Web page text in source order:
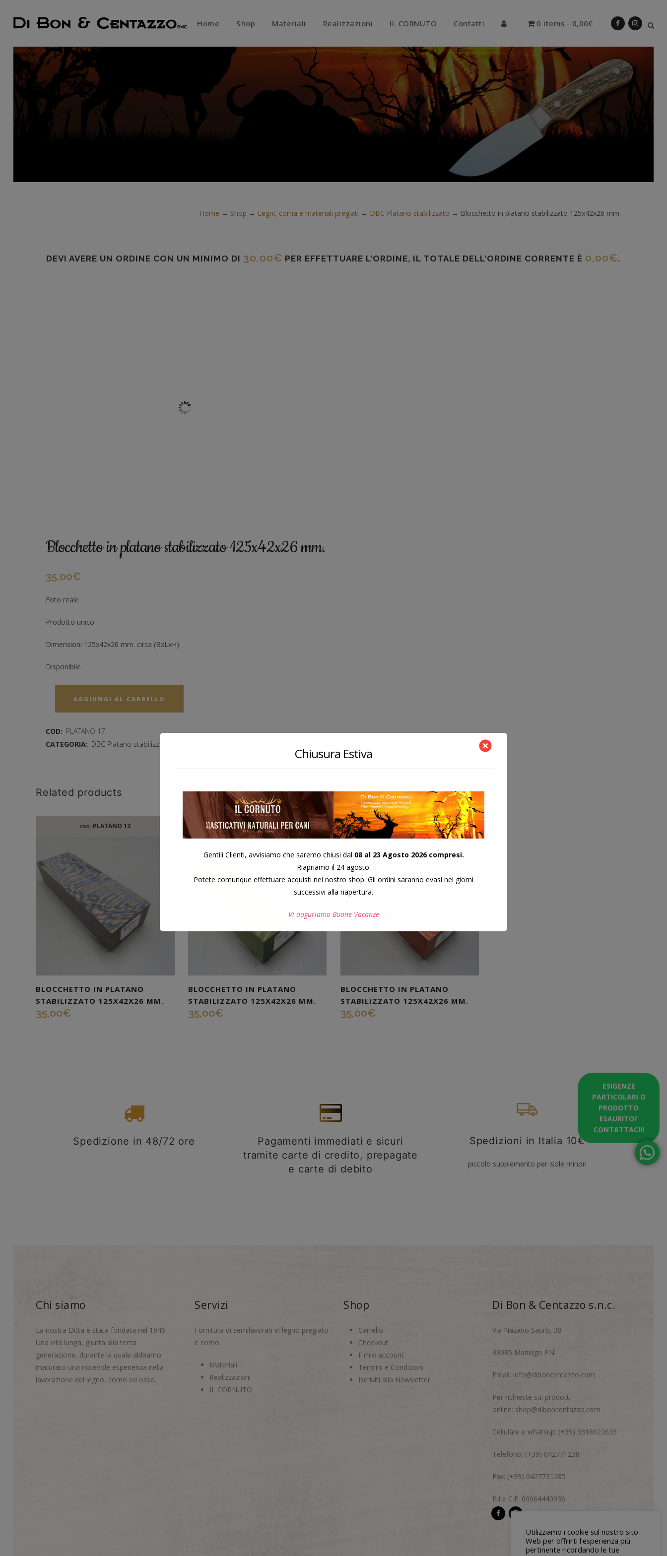
Home Shop Materiali Realizzazioni IL CORNUTO Contatti 0 items 0,00€
Home → Shop → Legni, corna e materiali pregiati → DBC Platano stabilizzato → Blocchetto in platano stabilizzato 125x42x26 mm.
DEVI AVERE UN ORDINE CON UN MINIMO DI 30,00€ PER EFFETTUARE L'ORDINE, IL TOTALE DELL'ORDINE CORRENTE È 0,00€.
Blocchetto in platano stabilizzato 125x42x26 mm.
35,00€
Foto reale
Prodotto unico
Dimensioni 125x42x26 mm. circa (BxLxH)
Disponibile
AGGIUNGI AL CARRELLO
COD: PLATANO 17
CATEGORIA: DBC Platano stabilizzato
Related products
COD: PLATANO 12
BLOCCHETTO IN PLATANO
STABILIZZATO 125X42X26 MM.
35,00€
COD:PLATANO 7
BLOCCHETTO IN PLATANO
STABILIZZATO 125X42X26 MM.
35,00€
COD:PLATANO 15
BLOCCHETTO IN PLATANO
STABILIZZATO 125X42X26 MM.
35,00€
Spedizione in 48/72 ore
Pagamenti immediati e sicuri
tramite carte di credito, prepagate
e carte di debito
Spedizioni in Italia 10€
piccolo supplemento per isole minori
Chi siamo
La nostra Ditta è stata fondata nel 1946.
Una vita lunga, giunta alla terza
generazione, durante la quale abbiamo
maturato una notevole esperienza nella
lavorazione del legno, corno ed osso.
Servizi
Fornitura di semilavorati in legno pregiato
e corno.
Materiali
Realizzazioni
IL CORNUTO
Shop
Carrello
Checkout
Il mio account
Termini e Condizioni
Iscriviti alla Newsletter
Di Bon & Centazzo s.n.c.
Via Nazario Sauro, 38
33085 Maniago PN
Email: info@diboncentazzo.com
Per richieste sui prodotti
online: shop@diboncentazzo.com
Cellulare e whatsup: (+39) 3318622635
Telefono: (+39) 042771238
Fax: (+39) 0427731285
P.I e C.F. 00064440936
Utilizziamo i cookie sul nostro sito
Web per offrirti l'esperienza più
pertinente ricordando le tue
ESIGENZE
PARTICOLARI O
PRODOTTO
ESAURITO?
CONTATTACI!!
Chiusura Estiva
Gentili Clienti, avvisiamo che saremo chiusi dal 08 al 23 Agosto 2026 compresi.
Riapriamo il 24 agosto.
Potete comunque effettuare acquisti nel nostro shop. Gli ordini saranno evasi nei giorni
successivi alla riapertura.
Vi auguriamo Buone Vacanze